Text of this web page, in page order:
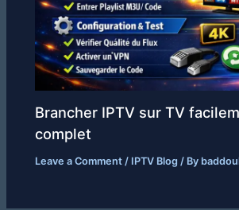
Brancher IPTV sur TV
complet
Leave a Comment / IPTV Blog / By